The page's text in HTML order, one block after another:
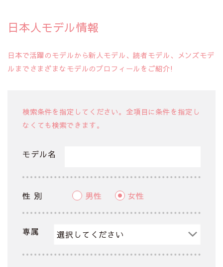
日本人モデル情報
日本で活躍のモデルから新人モデル、読者モデル、メンズモデ
ルまでさまざまなモデルのプロフィールをご紹介!
検索条件を指定してください。全項目に条件を指定し
なくても検索できます。
モデル名
性 別 男性 女性
専属